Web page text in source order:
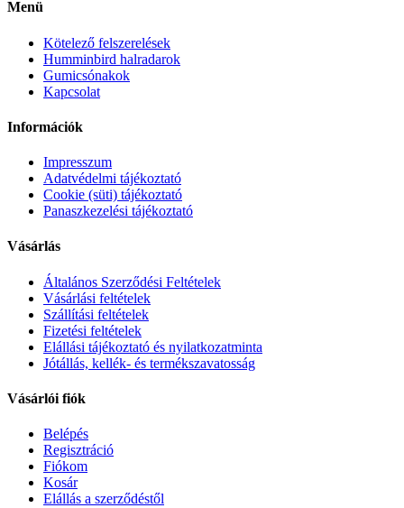
Menü
Kötelező felszerelések
Humminbird halradarok
Gumicsónakok
Kapcsolat
Információk
Impresszum
Adatvédelmi tájékoztató
Cookie (süti) tájékoztató
Panaszkezelési tájékoztató
Vásárlás
Általános Szerződési Feltételek
Vásárlási feltételek
Szállítási feltételek
Fizetési feltételek
Elállási tájékoztató és nyilatkozatminta
Jótállás, kellék- és termékszavatosság
Vásárlói fiók
Belépés
Regisztráció
Fiókom
Kosár
Elállás a szerződéstől